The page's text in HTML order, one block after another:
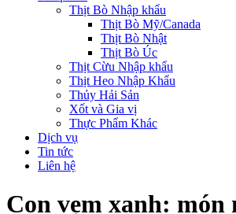
Thịt Bò Nhập khẩu
Thịt Bò Mỹ/Canada
Thịt Bò Nhật
Thịt Bò Úc
Thịt Cừu Nhập khẩu
Thịt Heo Nhập Khẩu
Thủy Hải Sản
Xốt và Gia vị
Thực Phẩm Khác
Dịch vụ
Tin tức
Liên hệ
Con vẹm xanh: món